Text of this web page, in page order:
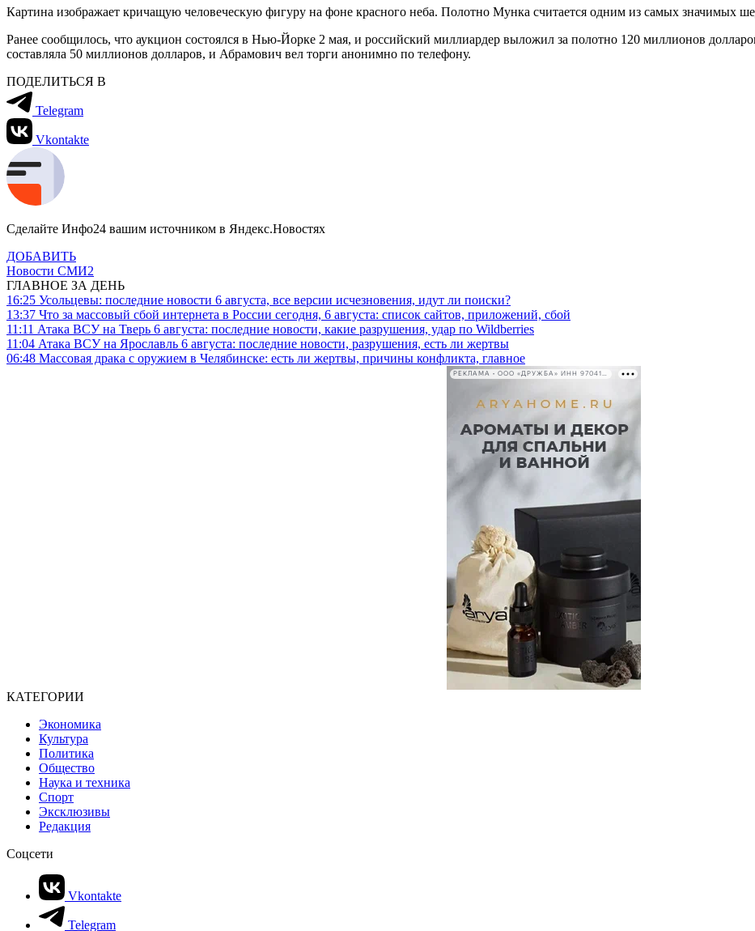
Картина изображает кричащую человеческую фигуру на фоне красного неба. Полотно Мунка считается одним из самых значимых
Ранее сообщилось, что аукцион состоялся в Нью-Йорке 2 мая, и российский миллиардер выложил за полотно 120 миллионов
составляла 50 миллионов долларов, и Абрамович вел торги анонимно по телефону.
ПОДЕЛИТЬСЯ В
Telegram
Vkontakte
Сделайте Инфо24 вашим источником в Яндекс.Новостях
ДОБАВИТЬ
Новости СМИ2
ГЛАВНОЕ ЗА ДЕНЬ
16:25 Усольцевы: последние новости 6 августа, все версии исчезновения, идут ли поиски?
13:37 Что за массовый сбой интернета в России сегодня, 6 августа: список сайтов, приложений, сбой
11:11 Атака ВСУ на Тверь 6 августа: последние новости, какие разрушения, удар по Wildberries
11:04 Атака ВСУ на Ярославль 6 августа: последние новости, разрушения, есть ли жертвы
06:48 Массовая драка с оружием в Челябинске: есть ли жертвы, причины конфликта, главное
РЕКЛАМА • ООО «ДРУЖБА» ИНН 9704146411
КАТЕГОРИИ
Экономика
Культура
Политика
Общество
Наука и техника
Спорт
Эксклюзивы
Редакция
Соцсети
Vkontakte
Telegram